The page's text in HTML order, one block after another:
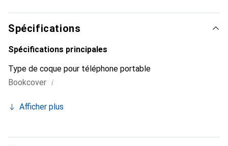
marque Noreve est un choix sûr pour une clientèle
exigeante.
Spécifications
Spécifications principales
Type de coque pour téléphone portable
Bookcover i
Afficher plus